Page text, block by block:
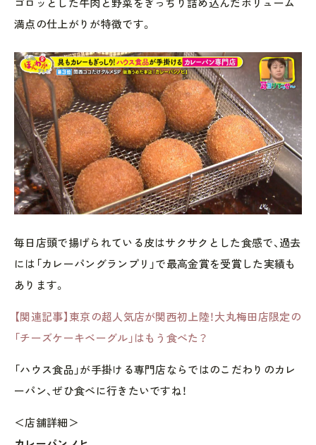
ゴロッとした牛肉と野菜をぎっちり詰め込んだボリューム
満点の仕上がりが特徴です。
毎日店頭で揚げられている皮はサクサクとした食感で、過去
には「カレーパングランプリ」で最高金賞を受賞した実績も
あります。
【関連記事】東京の超人気店が関西初上陸！大丸梅田店限定の
「チーズケーキベーグル」はもう食べた？
「ハウス食品」が手掛ける専門店ならではのこだわりのカレ
ーパン、ぜひ食べに行きたいですね！
＜店舗詳細＞